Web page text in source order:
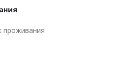
проживания